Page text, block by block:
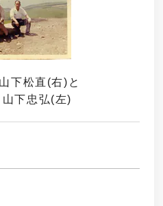
下松直(右)と
下忠弘(左)